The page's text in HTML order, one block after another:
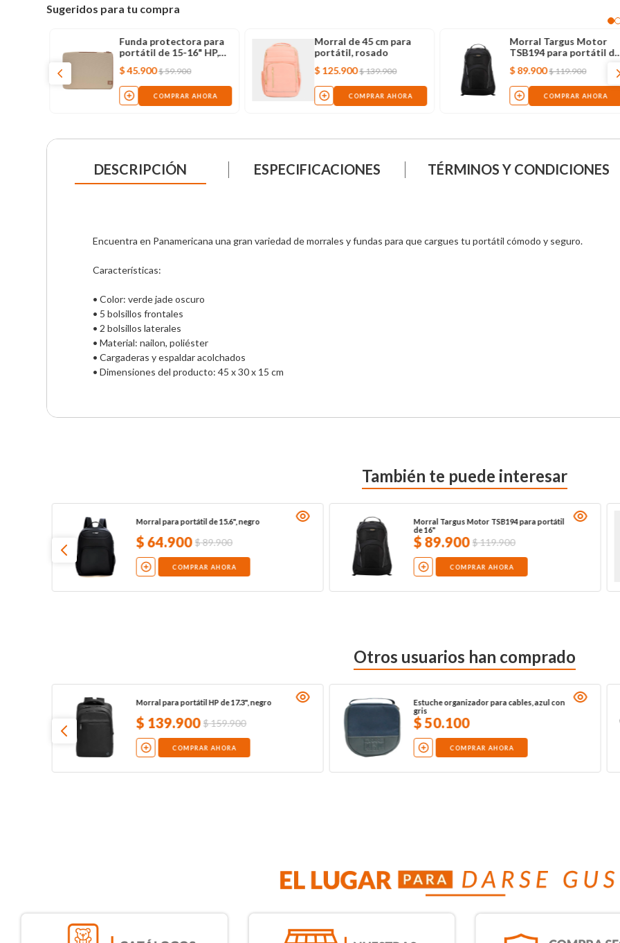
Sugeridos para tu compra
Funda protectora para
portátil de 15-16" HP,
beige
$45.900 $59.900
COMPRAR AHORA
Morral de 45 cm para
portátil, rosado
$ 125.900 $139.900
COMPRAR AHORA
Morral Targus Motor
TSB194 para portátil de
16"
$ 89.900 $119.900
COMPRAR AHORA
DESCRIPCIÓN ESPECIFICACIONES TÉRMINOS Y CONDICIONES
Encuentra en Panamericana una gran variedad de morrales y fundas para que cargues tu portátil cómodo y seguro.
Características:
• Color: verde jade oscuro
• 5 bolsillos frontales
• 2 bolsillos laterales
• Material: nailon, poliéster
• Cargaderas y espaldar acolchados
• Dimensiones del producto: 45 x 30 x 15 cm
También te puede interesar
Morral para portátil de 15.6", negro
$64.900 $89.900
COMPRAR AHORA
Morral Targus Motor TSB194 para portátil
de 16"
$89.900 $119.900
COMPRAR AHORA
Otros usuarios han comprado
Morral para portátil HP de 17.3", negro
$ 139.900 $159.900
COMPRAR AHORA
Estuche organizador para cables, azul con
gris
$50.100
COMPRAR AHORA